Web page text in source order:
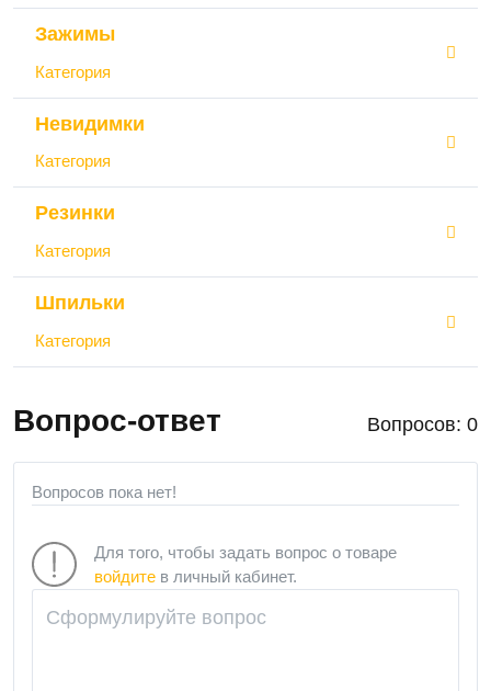
Зажимы
Категория
Невидимки
Категория
Резинки
Категория
Шпильки
Категория
Вопрос-ответ Вопросов: 0
Вопросов пока нет!
Для того, чтобы задать вопрос о товаре
войдите в личный кабинет.